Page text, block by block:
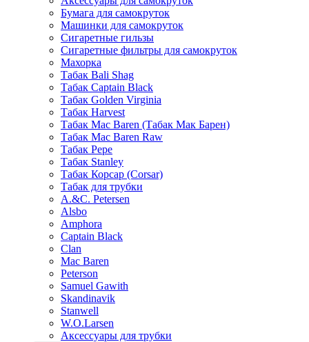
Бумага для самокруток
Машинки для самокруток
Сигаретные гильзы
Сигаретные фильтры для самокруток
Махорка
Табак Bali Shag
Табак Captain Black
Табак Golden Virginia
Табак Harvest
Табак Mac Baren (Табак Мак Барен)
Табак Mac Baren Raw
Табак Pepe
Табак Stanley
Табак Корсар (Corsar)
Табак для трубки
A.&C. Petersen
Alsbo
Amphora
Captain Black
Clan
Mac Baren
Peterson
Samuel Gawith
Skandinavik
Stanwell
W.O.Larsen
Аксессуары для трубки